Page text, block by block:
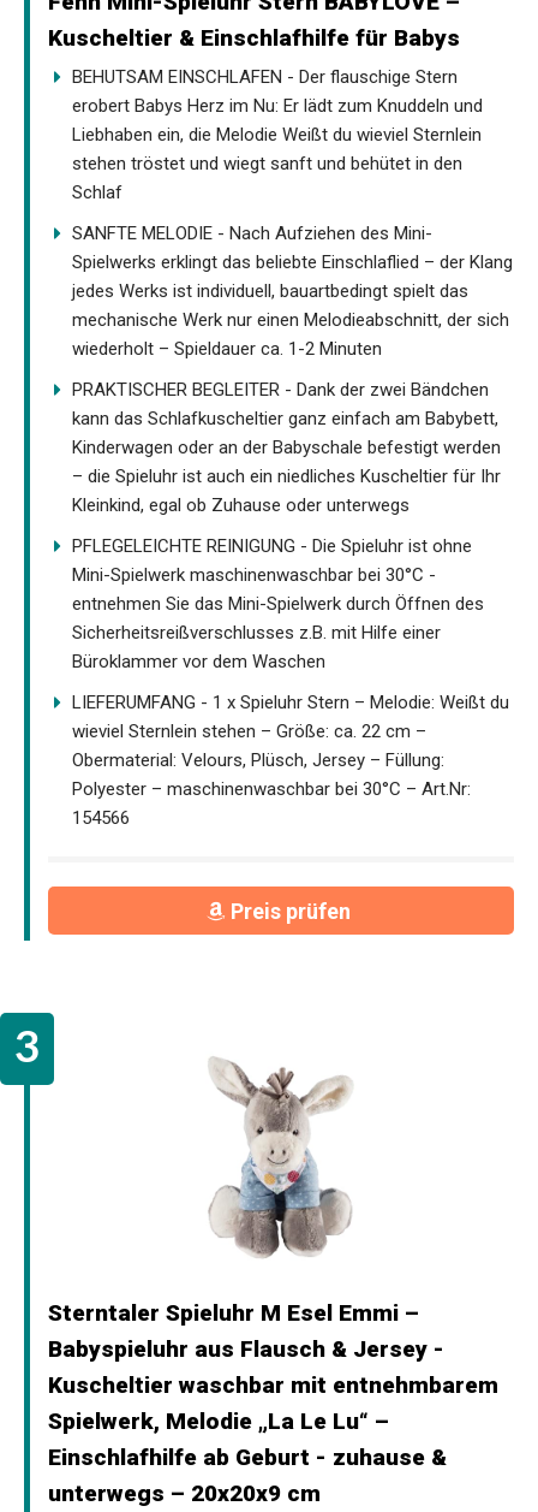
Kuscheltier & Einschlafhilfe für Babys
BEHUTSAM EINSCHLAFEN - Der flauschige Stern
erobert Babys Herz im Nu: Er lädt zum Knuddeln und
Liebhaben ein, die Melodie Weißt du wieviel Sternlein
stehen tröstet und wiegt sanft und behütet in den
Schlaf
SANFTE MELODIE - Nach Aufziehen des Mini-
Spielwerks erklingt das beliebte Einschlaflied – der Klang
jedes Werks ist individuell, bauartbedingt spielt das
mechanische Werk nur einen Melodieabschnitt, der sich
wiederholt – Spieldauer ca. 1-2 Minuten
PRAKTISCHER BEGLEITER - Dank der zwei Bändchen
kann das Schlafkuscheltier ganz einfach am Babybett,
Kinderwagen oder an der Babyschale befestigt werden
– die Spieluhr ist auch ein niedliches Kuscheltier für Ihr
Kleinkind, egal ob Zuhause oder unterwegs
PFLEGELEICHTE REINIGUNG - Die Spieluhr ist ohne
Mini-Spielwerk maschinenwaschbar bei 30°C -
entnehmen Sie das Mini-Spielwerk durch Öffnen des
Sicherheitsreißverschlusses z.B. mit Hilfe einer
Büroklammer vor dem Waschen
LIEFERUMFANG - 1 x Spieluhr Stern – Melodie: Weißt du
wieviel Sternlein stehen – Größe: ca. 22 cm –
Obermaterial: Velours, Plüsch, Jersey – Füllung:
Polyester – maschinenwaschbar bei 30°C – Art.Nr:
154566
Preis prüfen
Sterntaler Spieluhr M Esel Emmi –
Babyspieluhr aus Flausch & Jersey -
Kuscheltier waschbar mit entnehmbarem
Spielwerk, Melodie „La Le Lu“ –
Einschlafhilfe ab Geburt - zuhause &
unterwegs – 20x20x9 cm